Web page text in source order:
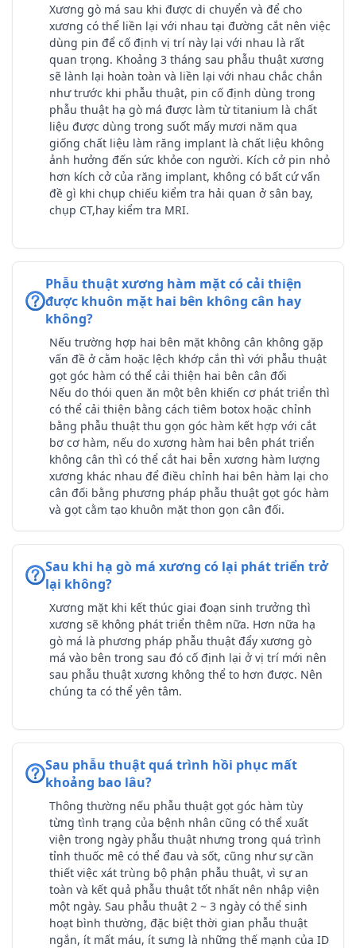
Xương gò má sau khi được di chuyển và để cho
xương có thể liền lại với nhau tại đường cắt nên việc
dùng pin để cố định vị trí này lại với nhau là rất
quan trọng. Khoảng 3 tháng sau phẫu thuật xương
sẽ lành lại hoàn toàn và liền lại với nhau chắc chắn
như trước khi phẫu thuật, pin cố định dùng trong
phẫu thuật hạ gò má được làm từ titanium là chất
liệu được dùng trong suốt mấy mươi năm qua
giống chất liệu làm răng implant là chất liệu không
ảnh hưởng đến sức khỏe con người. Kích cở pin nhỏ
hơn kích cở của răng implant, không có bất cứ vấn
đề gì khi chụp chiếu kiểm tra hải quan ở sân bay,
chụp CT,hay kiểm tra MRI.
Phẫu thuật xương hàm mặt có cải thiện
được khuôn mặt hai bên không cân hay
không?
Nếu trường hợp hai bên mặt không cân không gặp
vấn đề ở cằm hoặc lệch khớp cắn thì với phẫu thuật
gọt góc hàm có thể cải thiện hai bên cân đối
Nếu do thói quen ăn một bên khiến cơ phát triển thì
có thể cải thiện bằng cách tiêm botox hoặc chỉnh
bằng phẫu thuật thu gọn góc hàm kết hợp với cắt
bơ cơ hàm, nếu do xương hàm hai bên phát triển
không cân thì có thể cắt hai bễn xương hàm lượng
xương khác nhau để điều chỉnh hai bên hàm lại cho
cân đối bằng phương pháp phẫu thuật gọt góc hàm
và gọt cằm tạo khuôn mặt thon gọn cân đối.
Sau khi hạ gò má xương có lại phát triển trở
lại không?
Xương mặt khi kết thúc giai đoạn sinh trưởng thì
xương sẽ không phát triển thêm nữa. Hơn nữa hạ
gò má là phương pháp phẫu thuật đẩy xương gò
má vào bên trong sau đó cố định lại ở vị trí mới nên
sau phẫu thuật xương không thể to hơn được. Nên
chúng ta có thể yên tâm.
Sau phẫu thuật quá trình hồi phục mất
khoảng bao lâu?
Thông thường nếu phẫu thuật gọt góc hàm tùy
từng tình trạng của bệnh nhân cũng có thể xuất
viện trong ngày phẫu thuật nhưng trong quá trình
tỉnh thuốc mê có thể đau và sốt, cũng như sự cần
thiết việc xát trùng bộ phận phẫu thuật, vì sự an
toàn và kết quả phẫu thuật tốt nhất nên nhập viện
một ngày. Sau phẫu thuật 2 ~ 3 ngày có thể sinh
hoạt bình thường, đặc biệt thời gian phẫu thuật
ngắn, ít mất máu, ít sưng là những thế mạnh của ID